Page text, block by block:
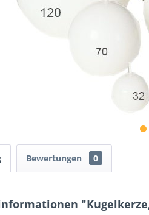
Bewertungen 0